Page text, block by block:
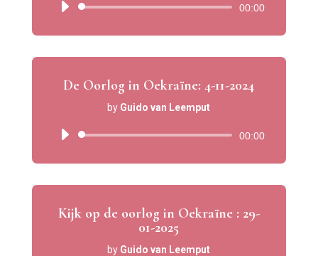
Audio
00:00
De Oorlog in Oekraïne: 4-11-2024
by Guido van Leemput
Audio
00:00
Kijk op de oorlog in Oekraïne : 29-
01-2025
by Guido van Leemput